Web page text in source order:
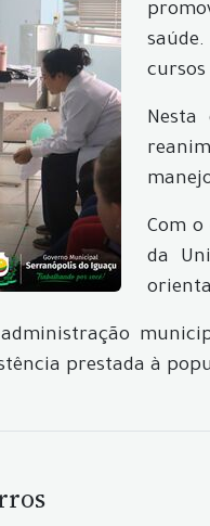
cursos
Com
da
prestada à